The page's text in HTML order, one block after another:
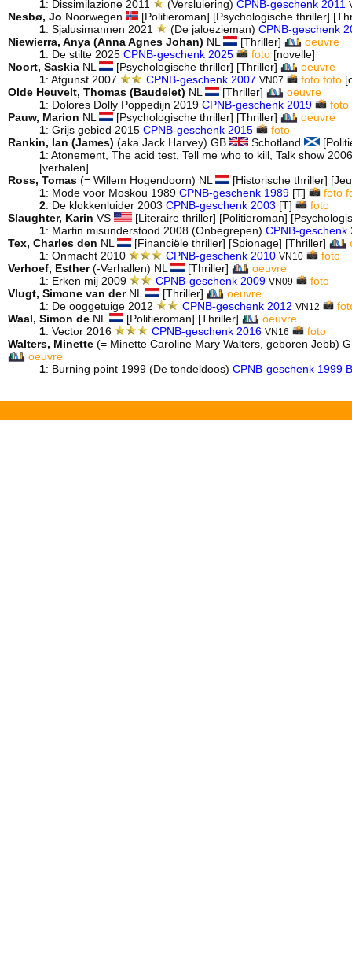
1: Dissimilazione 2011 (Versluiering)CPNB-geschenk 2011
Nesbø, Jo Noorwegen
[Politieroman] [Psychologische thriller]
1: Sjalusimannen 2021 (De jaloezieman)CPNB-geschenk
Niewierra, Anya (Anna Agnes Johan) NL [Thriller]
oeuvre
1: De stilte 2025 CPNB-geschenk 2025 foto[novelle]
Noort, Saskia NL [Psychologische thriller] [Thriller]
oeuvre
1: Afgunst 2007 CPNB-geschenk 2007 VN07 foto foto
Olde Heuvelt, Thomas (Baudelet) NL [Thriller]
oeuvre
1: Dolores Dolly Poppedijn 2019 CPNB-geschenk 2019
foto
Pauw, Marion NL [Psychologische thriller] [Thriller]
oeuvre
1: Grijs gebied 2015 CPNB-geschenk 2015
foto
Rankin, Ian (James) (aka Jack Harvey) GB Schotland
1: Atonement, The acid test, Tell me who to kill, Talk show
[verhalen]
Ross, Tomas (= Willem Hogendoorn) NL
[Historische thriller]
1: Mode voor Moskou 1989 CPNB-geschenk 1989 [T] foto
2: De klokkenluider 2003 CPNB-geschenk 2003 [T]
foto
Slaughter, Karin VS
[Literaire thriller] [Politieroman]
1: Martin misunderstood 2008 (Onbegrepen) CPNB-geschenk
Tex, Charles den NL [Financiële thriller] [Spionage] [Thriller]
1: Onmacht 2010 CPNB-geschenk 2010 VN10
foto
Verhoef, Esther(-Verhallen) NL [Thriller]
oeuvre
1: Erken mij 2009 CPNB-geschenk 2009 VN09
foto
Vlugt, Simone van derNL [Thriller]
oeuvre
1: De ooggetuige 2012 CPNB-geschenk 2012 VN12
Waal, Simon de NL [Politieroman] [Thriller]
oeuvre
1: Vector 2016 CPNB-geschenk 2016 VN16
foto
Walters, Minette (= Minette Caroline Mary Walters, geboren Jebb)
oeuvre
1: Burning point 1999 (De tondeldoos) CPNB-geschenk 1999